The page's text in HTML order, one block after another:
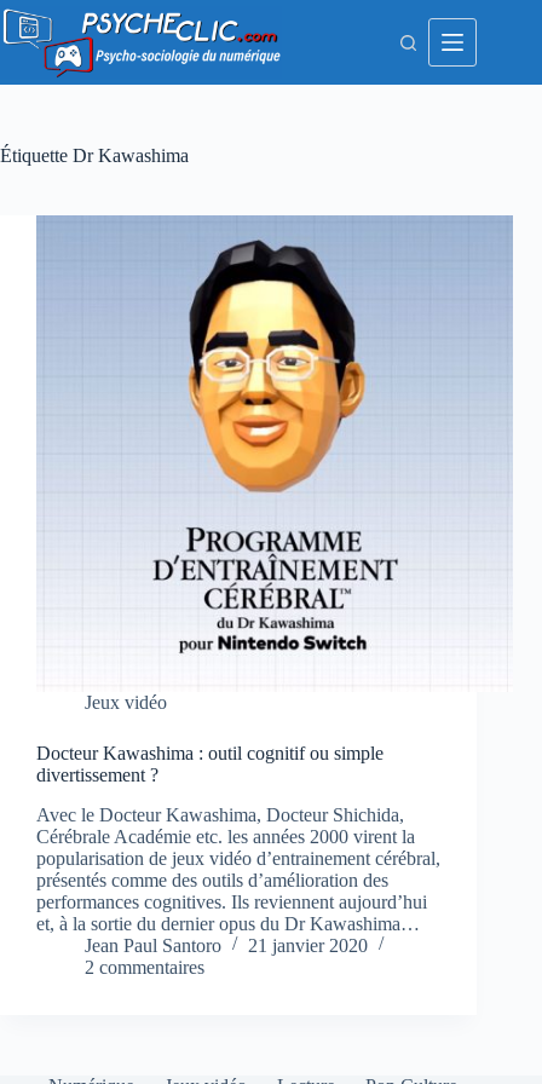
Passer
contenu
Étiquette Dr Kawashima
Jeux vidéo
Docteur Kawashima : outil cognitif ou simple
divertissement ?
Avec le Docteur Kawashima, Docteur Shichida,
Cérébrale Académie etc. les années 2000 virent la
popularisation de jeux vidéo d’entrainement cérébral,
présentés comme des outils d’amélioration des
performances cognitives. Ils reviennent aujourd’hui
et, à la sortie du dernier opus du Dr Kawashima…
Jean Paul Santoro
21 janvier 2020
2 commentaires